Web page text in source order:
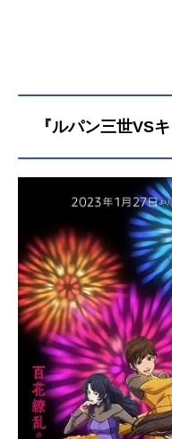
『ルパン三世VS